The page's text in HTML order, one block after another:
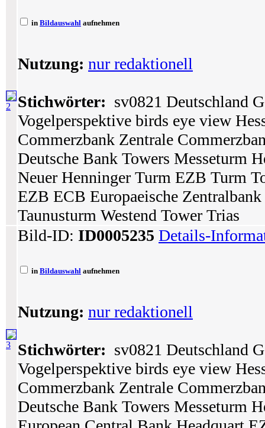
2
in Bildauswahl aufnehmen
Nutzung: nur redaktionell
Stichwörter: sv0821 Deutschland
Vogelperspektive birds eye view
Commerzbank Zentrale
Deutsche Bank Towers Messeturm
Neuer Henninger Turm EZB Turm
EZB ECB Europaeische
Taunusturm Westend Tower Trias
3
Bild-ID: ID0005235 Details-
in Bildauswahl aufnehmen
Nutzung: nur redaktionell
Stichwörter: sv0821 Deutschland
Vogelperspektive birds eye view
Commerzbank Zentrale
Deutsche Bank Towers Messeturm